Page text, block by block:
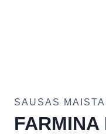
SAUSAS
FARMINA